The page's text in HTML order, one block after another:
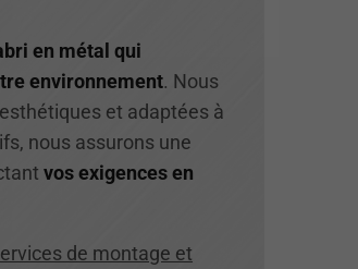
en métal qui
environnement. Nous
et adaptées à
nous assurons une
vos exigences en
de montage et